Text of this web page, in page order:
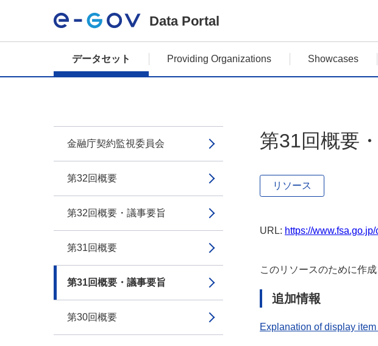
Data Portal
データセット Providing Organizations Showcases
金融庁契約監視委員会
第32回概要
第32回概要・議事要旨
第31回概要
第31回概要・議事要旨
第30回概要
第31回概要
リソース
URL: https://
このリソースのために作
追加情報
Explanation of display